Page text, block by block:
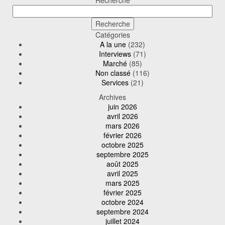
Catégories
A la une (232)
Interviews (71)
Marché (85)
Non classé (116)
Services (21)
Archives
juin 2026
avril 2026
mars 2026
février 2026
octobre 2025
septembre 2025
août 2025
avril 2025
mars 2025
février 2025
octobre 2024
septembre 2024
juillet 2024